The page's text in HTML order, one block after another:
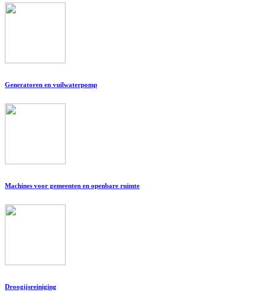
Generatoren en vuilwaterpomp
Machines voor gemeenten en openbare ruimte
Droogijsreiniging